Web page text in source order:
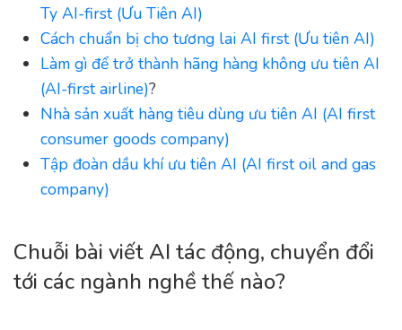
Ty AI-first (Ưu Tiên AI)
Cách chuẩn bị cho tương lai AI first (Ưu tiên AI)
Làm gì để trở thành hãng hàng không ưu tiên AI
(AI-first airline)?
Nhà sản xuất hàng tiêu dùng ưu tiên AI (AI first
consumer goods company)
Tập đoàn dầu khí ưu tiên AI (AI first oil and gas
company)
Chuỗi bài viết AI tác động, chuyển đổi
tới các ngành nghề thế nào?